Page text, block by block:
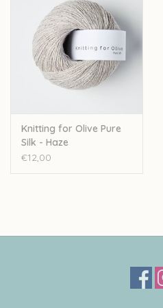
Knitting for Olive Pure
Silk - Haze
€12,00